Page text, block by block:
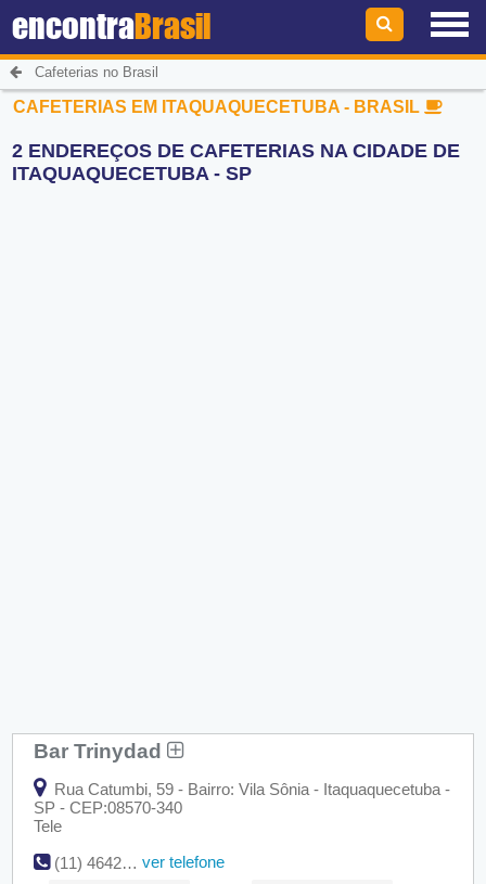
encontraBrasil
Cafeterias no Brasil
CAFETERIAS EM ITAQUAQUECETUBA - BRASIL
2 ENDEREÇOS DE CAFETERIAS NA CIDADE DE
ITAQUAQUECETUBA - SP
Bar Trinydad
Rua Catumbi, 59 - Bairro: Vila Sônia - Itaquaquecetuba -
SP - CEP:08570-340
Tele
(11) 4642-5959
ver telefone